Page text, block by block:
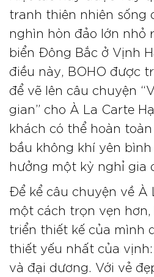
tranh thiên nhiên sống
nghìn hòn đảo lớn nhỏ
biển Đông Bắc ở Vịnh
điều này, BOHO được
để vẽ lên câu chuyện
gian” cho À La Carte
khách có thể hoàn
bầu không khí yên
hưởng một kỳ nghỉ gia
Để kể câu chuyện về À
một cách trọn vẹn
triển thiết kế của mình
thiết yếu nhất của
và đại dương. Với vẻ